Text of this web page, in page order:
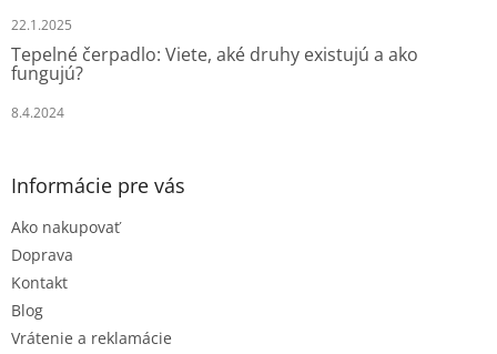
22.1.2025
Tepelné čerpadlo: Viete, aké druhy existujú a ako
fungujú?
8.4.2024
Informácie pre vás
Ako nakupovať
Doprava
Kontakt
Blog
Vrátenie a reklamácie